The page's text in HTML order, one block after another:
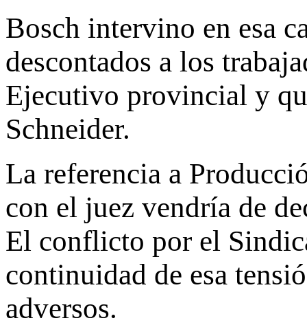
Bosch intervino en esa
descontados a los
Ejecutivo provincial y
Schneider.
La referencia a
con el juez vendría de
El conflicto por el
continuidad de esa
adversos.